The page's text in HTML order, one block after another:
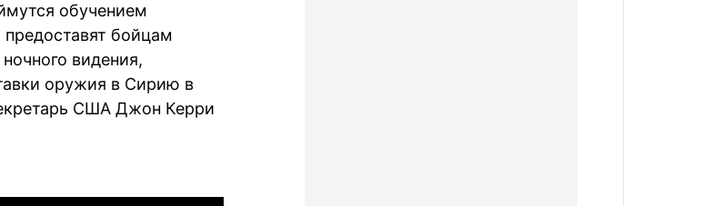
обучением
бойцам
видения,
оружия в Сирию в
США Джон Керри